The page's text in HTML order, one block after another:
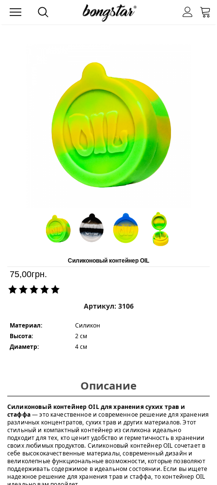
Силиконовый контейнер OIL
75,00грн.
Артикул: 3106
Материал:
Силикон
Высота:
2 см
Диаметр:
4 см
Описание
Силиконовый контейнер OIL для хранения сухих трав и
стаффа— это качественное и современное решение для хранения
различных концентратов, сухих трав и других материалов. Этот
стильный и компактный контейнер из силикона идеально
подходит для тех, кто ценит удобство и герметичность в хранении
своих любимых продуктов. Силиконовый контейнер OIL сочетает в
себе высококачественные материалы, современный дизайн и
великолепные функциональные возможности, которые позволяют
поддерживать содержимое в идеальном состоянии. Если вы ищете
надежное решение для хранения трав и стаффа, то контейнер OIL